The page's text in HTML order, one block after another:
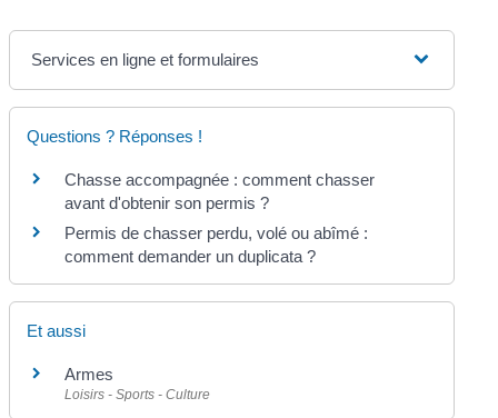
Services en ligne et formulaires
Questions ? Réponses !
Chasse accompagnée : comment chasser
avant d'obtenir son permis ?
Permis de chasser perdu, volé ou abîmé :
comment demander un duplicata ?
Et aussi
Armes
Loisirs - Sports - Culture